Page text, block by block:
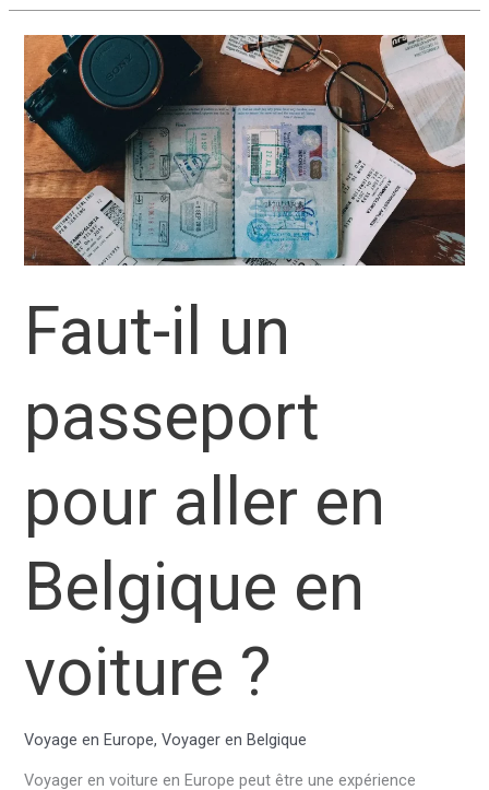
pour
voyager
Belgique
Faut-il un
passeport
pour aller en
Belgique en
voiture ?
Voyage en Europe,Voyager en Belgique
Voyager en voiture en Europe peut être une expérience